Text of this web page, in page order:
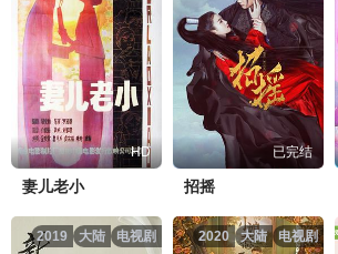
HD
妻儿老小
已完结
招摇
电视剧
大陆
2019 电视剧
大陆
2020